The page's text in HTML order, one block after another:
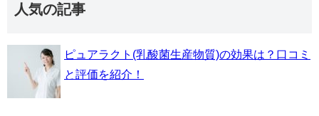
人気の記事
ピュアラクト(乳酸菌生産物質)の効果は？口コミ
と評価を紹介！